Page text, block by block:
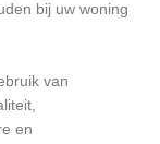
bij uw woning
van
en